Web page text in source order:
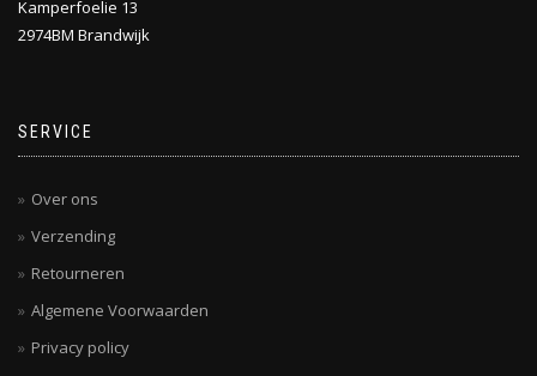
Kamperfoelie 13
2974BM Brandwijk
SERVICE
Over ons
Verzending
Retourneren
Algemene Voorwaarden
Privacy policy